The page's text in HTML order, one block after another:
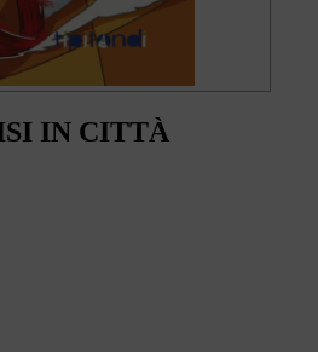
IN CITTÀ